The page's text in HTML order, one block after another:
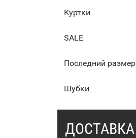
Куртки
SALE
Последний размер
Шубки
ДОСТАВКА